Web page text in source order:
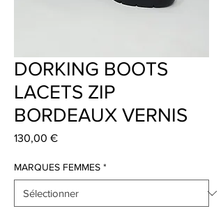
DORKING BOOTS
LACETS ZIP
BORDEAUX VERNIS
130,00 €Prix
MARQUES FEMMES *